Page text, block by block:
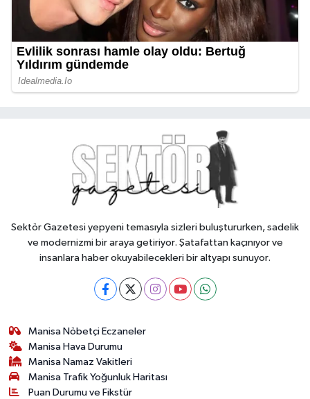
Sektör Gazetesi yepyeni temasıyla sizleri buluştururken, sadelik
ve modernizmi bir araya getiriyor. Şatafattan kaçınıyor ve
insanlara haber okuyabilecekleri bir altyapı sunuyor.
Manisa Nöbetçi Eczaneler
Manisa Hava Durumu
Manisa Namaz Vakitleri
Manisa Trafik Yoğunluk Haritası
Puan Durumu ve Fikstür